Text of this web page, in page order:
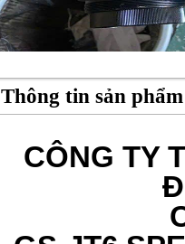
Thông tin sản phẩm
CÔNG TY